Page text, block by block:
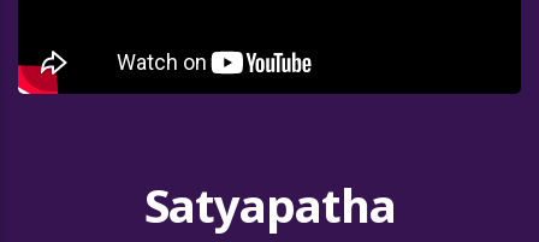
Satyapatha